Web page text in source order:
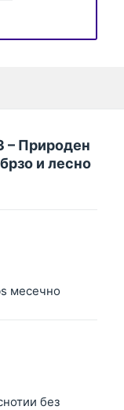
– Природен
и лесно
месечно
без